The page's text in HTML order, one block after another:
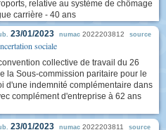
relative au système de chômage
carrière - 40 ans
23/01/2023 numac 2022203812 source
sociale
collective de travail du 26
la Sous-commission paritaire pour le
d'une indemnité complémentaire dans
complément d'entreprise à 62 ans
23/01/2023 numac 2022203811 source